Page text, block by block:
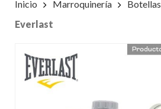
Inicio Marroquinería Botellas
Everlast